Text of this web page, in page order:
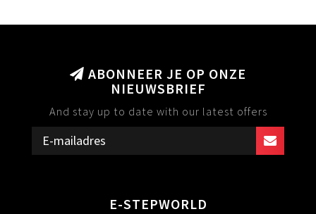
ABONNEER JE OP ONZE
NIEUWSBRIEF
And stay up to date with our latest offers
E-STEPWORLD